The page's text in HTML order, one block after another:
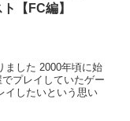
【FC編】
ました 2000年頃に始
プレイしていたゲー
イしたいという思い